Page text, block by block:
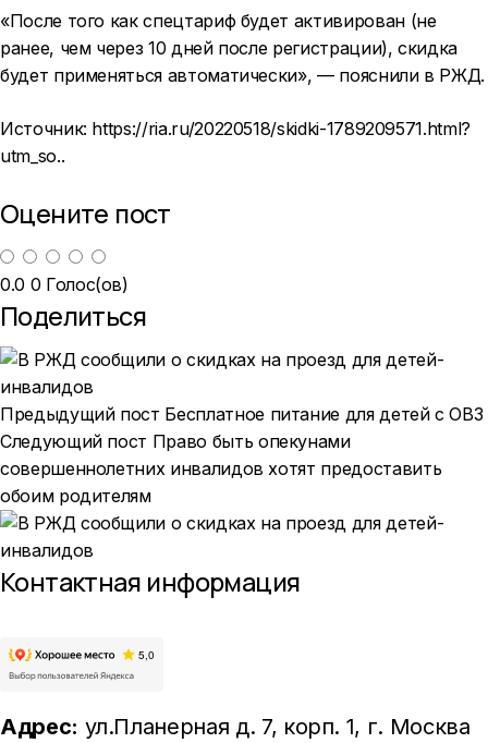
«После того как спецтариф будет активирован (не
ранее, чем через 10 дней после регистрации), скидка
будет применяться автоматически», — пояснили в РЖД.
Источник: https://ria.ru/20220518/skidki-1789209571.html?
utm_so..
Оцените пост
0.0 0 Голос(ов)
Поделиться
Предыдущий пост Бесплатное питание для детей с ОВЗ
Следующий пост Право быть опекунами
совершеннолетних инвалидов хотят предоставить
обоим родителям
Контактная информация
Адрес: ул.Планерная д. 7, корп. 1, г. Москва